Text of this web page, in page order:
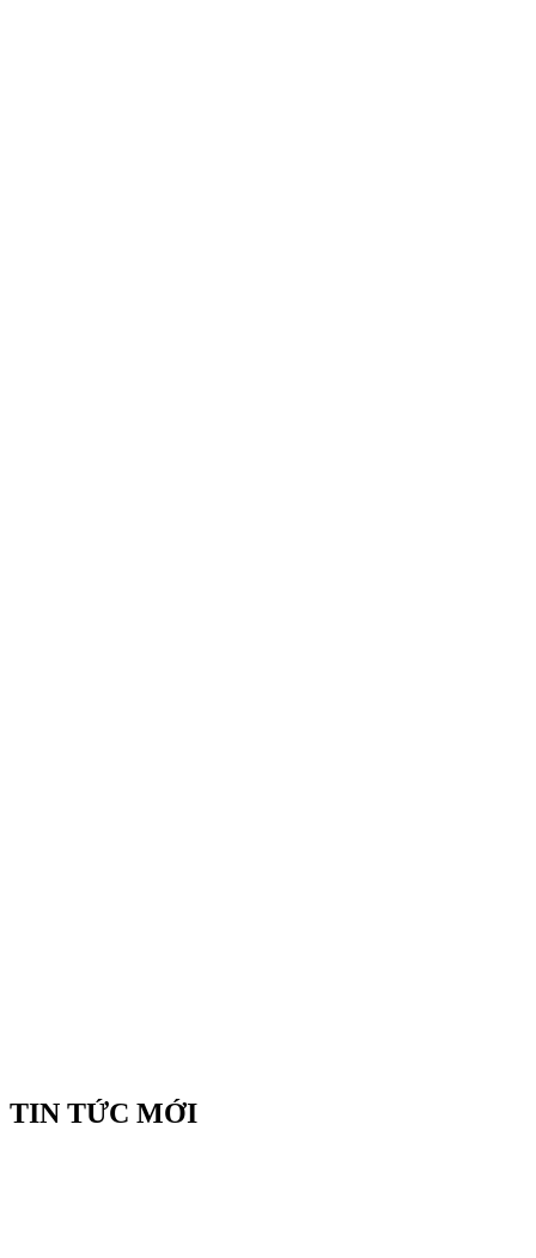
TIN TỨC MỚI